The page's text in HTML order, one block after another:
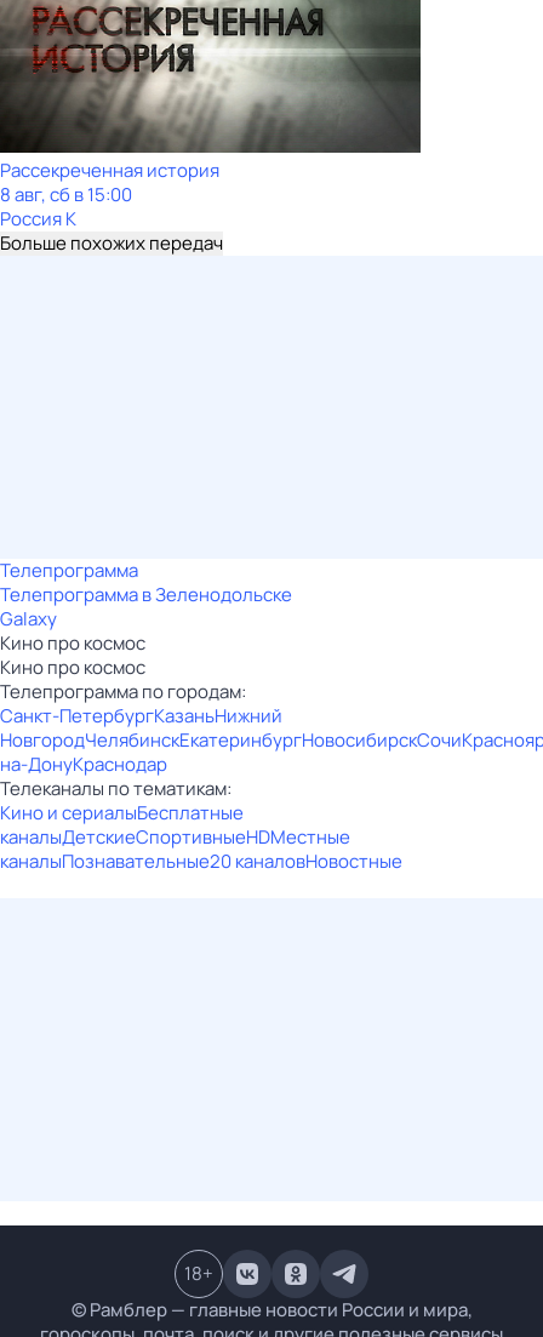
Рассекреченная история
8 авг, сб в 15:00
Россия К
Больше похожих передач
Телепрограмма
Телепрограмма в Зеленодольске
Galaxy
Кино про космос
Кино про космос
Телепрограмма по городам:
Санкт-ПетербургКазаньНижний
НовгородЧелябинскЕкатеринбургНовосибирскСочи
на-ДонуКраснодар
Телеканалы по тематикам:
Кино и сериалыБесплатные
каналыДетскиеСпортивныеHDМестные
каналыПознавательные20 каналовНовостные
© Рамблер — главные новости России и мира,
18+